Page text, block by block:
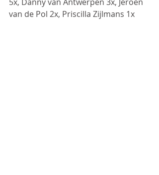
van de Pol 2x, Priscilla Zijlmans 1x